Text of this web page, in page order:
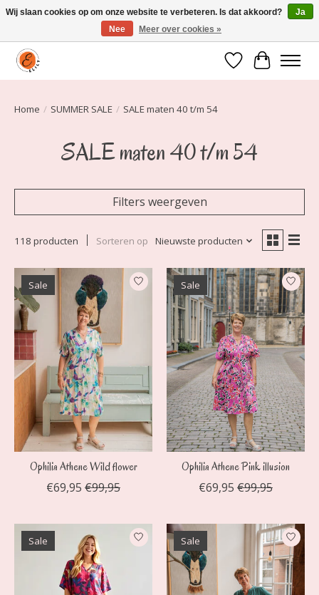
Elily is er om jou te laten stralen! Mode vanaf maat 34 t/m 54
Verlanglijst
Home / SUMMER SALE / SALE maten 40 t/m 54
SALE maten 40 t/m 54
Filters weergeven
118 producten Sorteren op Nieuwste producten
Sale
Ophilia Athene Wild flower
€69,95 €99,95
Sale
Ophilia Athene Pink illusion
€69,95 €99,95
Sale Sale
Wij slaan cookies op om onze website te verbeteren. Is dat akkoord?
Ja
Nee
Meer over cookies »